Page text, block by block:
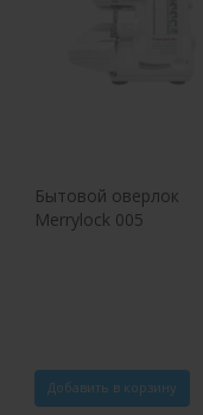
Бытовой оверлок
Merrylock 005
Добавить в корзину